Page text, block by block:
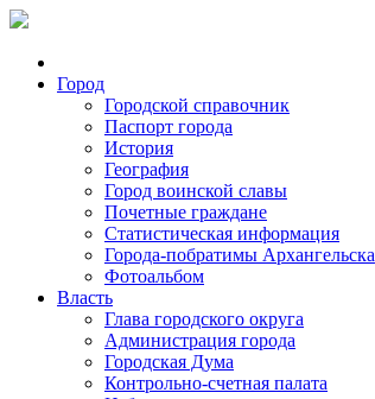
Город
Городской справочник
Паспорт города
История
География
Город воинской славы
Почетные граждане
Статистическая информация
Города-побратимы Архангельска
Фотоальбом
Власть
Глава городского округа
Администрация города
Городская Дума
Контрольно-счетная палата